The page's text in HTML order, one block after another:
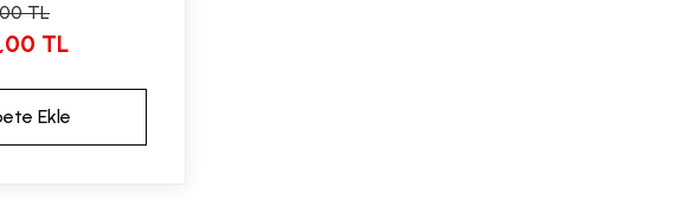
TL
TL
Ekle